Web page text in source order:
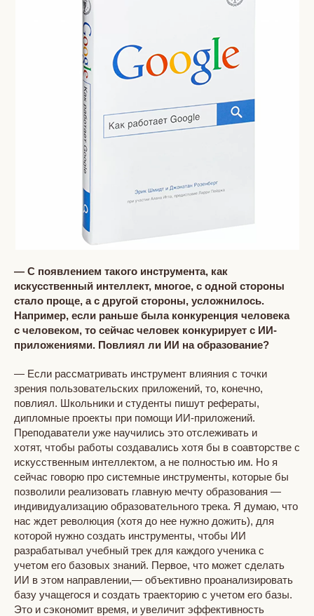
— С появлением такого инструмента, как
искусственный интеллект, многое, с одной стороны
стало проще, а с другой стороны, усложнилось.
Например, если раньше была конкуренция человека
с человеком, то сейчас человек конкурирует с ИИ-
приложениями. Повлиял ли ИИ на образование?
— Если рассматривать инструмент влияния с точки
зрения пользовательских приложений, то, конечно,
повлиял. Школьники и студенты пишут рефераты,
дипломные проекты при помощи ИИ-приложений.
Преподаватели уже научились это отслеживать и
хотят, чтобы работы создавались хотя бы в соавторстве с
искусственным интеллектом, а не полностью им. Но я
сейчас говорю про системные инструменты, которые бы
позволили реализовать главную мечту образования —
индивидуализацию образовательного трека. Я думаю, что
нас ждет революция (хотя до нее нужно дожить), для
которой нужно создать инструменты, чтобы ИИ
разрабатывал учебный трек для каждого ученика с
учетом его базовых знаний. Первое, что может сделать
ИИ в этом направлении,— объективно проанализировать
базу учащегося и создать траекторию с учетом его базы.
Это и сэкономит время, и увеличит эффективность